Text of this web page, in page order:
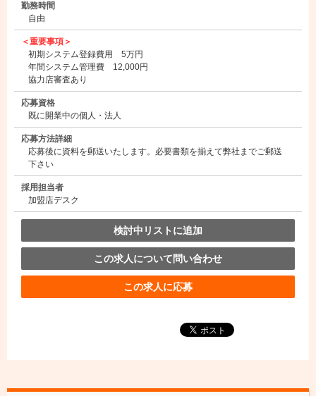
勤務時間
自由
＜重要事項＞
初期システム登録費用 5万円
年間システム管理費 12,000円
協力店審査あり
応募資格
既に開業中の個人・法人
応募方法詳細
応募後に資料を郵送いたします。必要書類を揃えて弊社までご郵送
下さい
採用担当者
加盟店デスク
検討中リストに追加
この求人について問い合わせ
この求人に応募